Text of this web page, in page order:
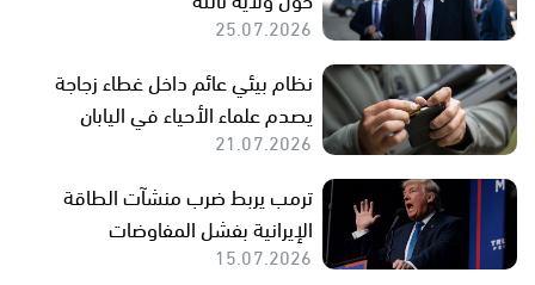
25.07.2026
نظام بيئي عائم داخل غطاء زجاجة
يصدم علماء الأحياء في اليابان
21.07.2026
ترمب يربط ضرب منشآت الطاقة
الإيرانية بفشل المفاوضات
15.07.2026